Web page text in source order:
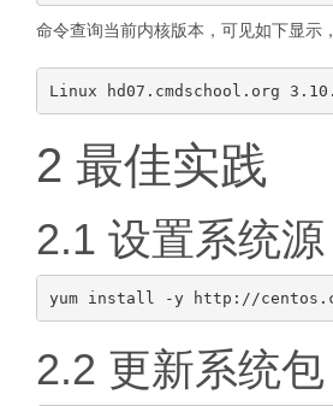
命令查询当前内核版本，可见如下显示，
2 最佳实践
2.1 设置系统源
2.2 更新系统包